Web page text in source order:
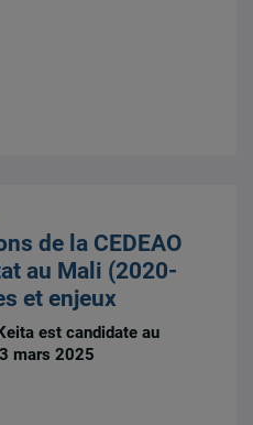
de la CEDEAO
au Mali (2020-
et enjeux
est candidate au
mars 2025